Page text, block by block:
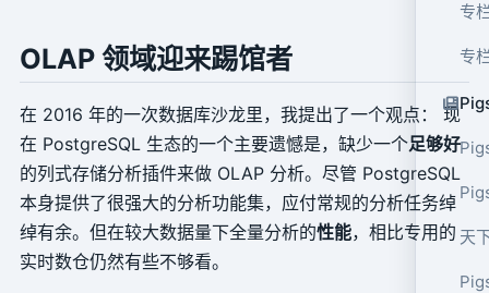
专
专
天
OLAP 领域迎来踢馆者
在 2016 年的一次数据库沙龙里，我提出了一个观点： 现
在 PostgreSQL 生态的一个主要遗憾是，缺少一个足够好
的列式存储分析插件来做 OLAP 分析。尽管 PostgreSQL
本身提供了很强大的分析功能集，应付常规的分析任务绰
绰有余。但在较大数据量下全量分析的性能，相比专用的
实时数仓仍然有些不够看。